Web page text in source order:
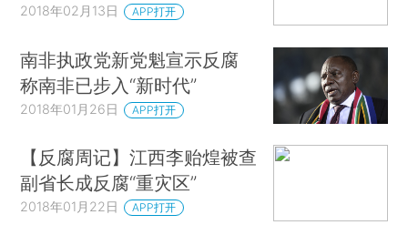
2018年02月13日 APP打开
南非执政党新党魁宣示反腐
称南非已步入“新时代”
2018年01月26日 APP打开
【反腐周记】江西李贻煌被查
副省长成反腐“重灾区”
2018年01月22日 APP打开